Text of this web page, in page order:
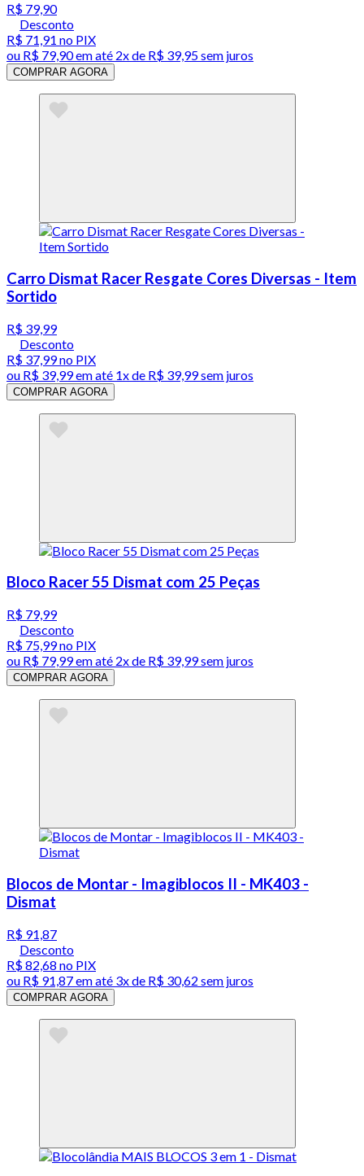
R$ 79,90
Desconto
R$ 71,91 no PIX
ou R$ 79,90em até 2x de R$ 39,95 sem juros
COMPRAR AGORA
Carro Dismat Racer Resgate Cores Diversas - Item
Sortido
R$ 39,99
Desconto
R$ 37,99no PIX
ou R$ 39,99em até 1x de R$ 39,99sem juros
COMPRAR AGORA
Bloco Racer 55 Dismat com 25 Peças
R$ 79,99
Desconto
R$ 75,99no PIX
ou R$ 79,99em até 2x de R$ 39,99 sem juros
COMPRAR AGORA
Blocos de Montar - Imagiblocos II - MK403 -
Dismat
R$ 91,87
Desconto
R$ 82,68 no PIX
ou R$ 91,87em até 3x de R$ 30,62 sem juros
COMPRAR AGORA